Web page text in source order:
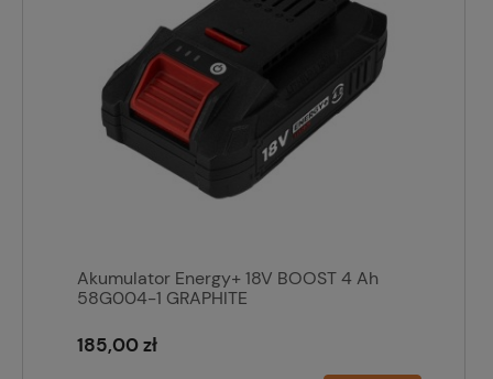
Akumulator Energy+ 18V BOOST 4 Ah
58G004-1 GRAPHITE
185,00 zł